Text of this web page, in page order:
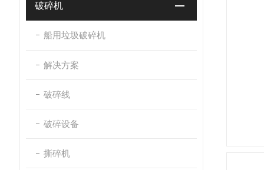
破碎机
船用垃圾破碎机
解决方案
破碎线
破碎设备
撕碎机